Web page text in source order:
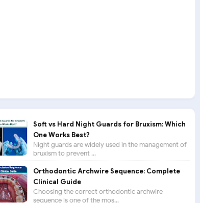
Soft vs Hard Night Guards for Bruxism: Which
One Works Best?
Night guards are widely used in the management of
bruxism to prevent ...
Orthodontic Archwire Sequence: Complete
Clinical Guide
Choosing the correct orthodontic archwire
sequence is one of the mos...